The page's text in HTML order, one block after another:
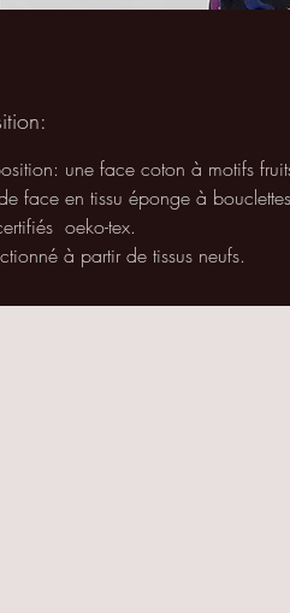
une face coton à motifs
face en tissu éponge à
oeko-tex.
à partir de tissus neufs.